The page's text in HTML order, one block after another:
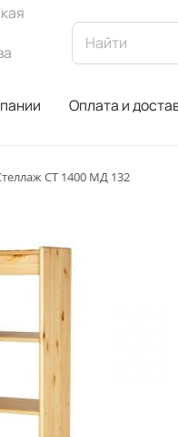
Оплата и
СТ 1400 МД 132